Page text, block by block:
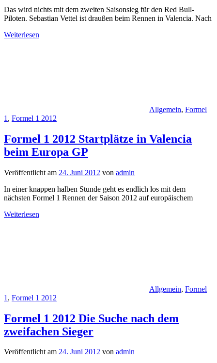
Das wird nichts mit dem zweiten Saisonsieg für den Red Bull-
Piloten. Sebastian Vettel ist draußen beim Rennen in Valencia. Nach
Weiterlesen
Allgemein, Formel
1 , Formel 1 2012
Formel 1 2012 Startplätze in Valencia
beim Europa GP
Veröffentlicht am 24. Juni 2012 von admin
In einer knappen halben Stunde geht es endlich los mit dem
nächsten Formel 1 Rennen der Saison 2012 auf europäischem
Weiterlesen
Allgemein, Formel
1 , Formel 1 2012
Formel 1 2012 Die Suche nach dem
zweifachen Sieger
Veröffentlicht am 24. Juni 2012 von admin